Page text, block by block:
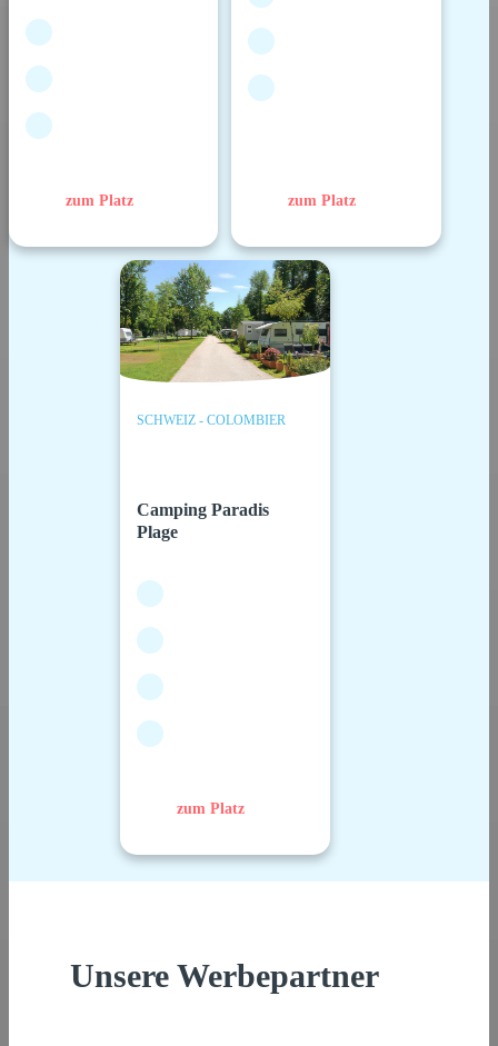
zum Platz zum Platz
SCHWEIZ - COLOMBIER
Camping Paradis
Plage
zum Platz
Unsere Werbepartner